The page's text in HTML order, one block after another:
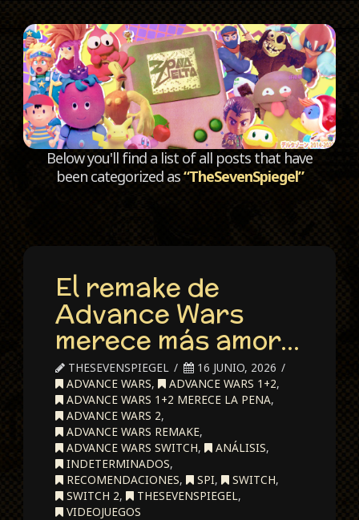
Below you'll find a list of all posts that have
been categorized as“TheSevenSpiegel”
El remake de
Advance Wars
merece más amor…
THESEVENSPIEGEL
16 JUNIO, 2026
ADVANCE WARS, ADVANCE WARS 1+2,
ADVANCE WARS 1+2 MERECE LA PENA,
ADVANCE WARS 2,
ADVANCE WARS REMAKE,
ADVANCE WARS SWITCH, ANÁLISIS,
INDETERMINADOS,
RECOMENDACIONES, SPI, SWITCH,
SWITCH 2, THESEVENSPIEGEL,
VIDEOJUEGOS